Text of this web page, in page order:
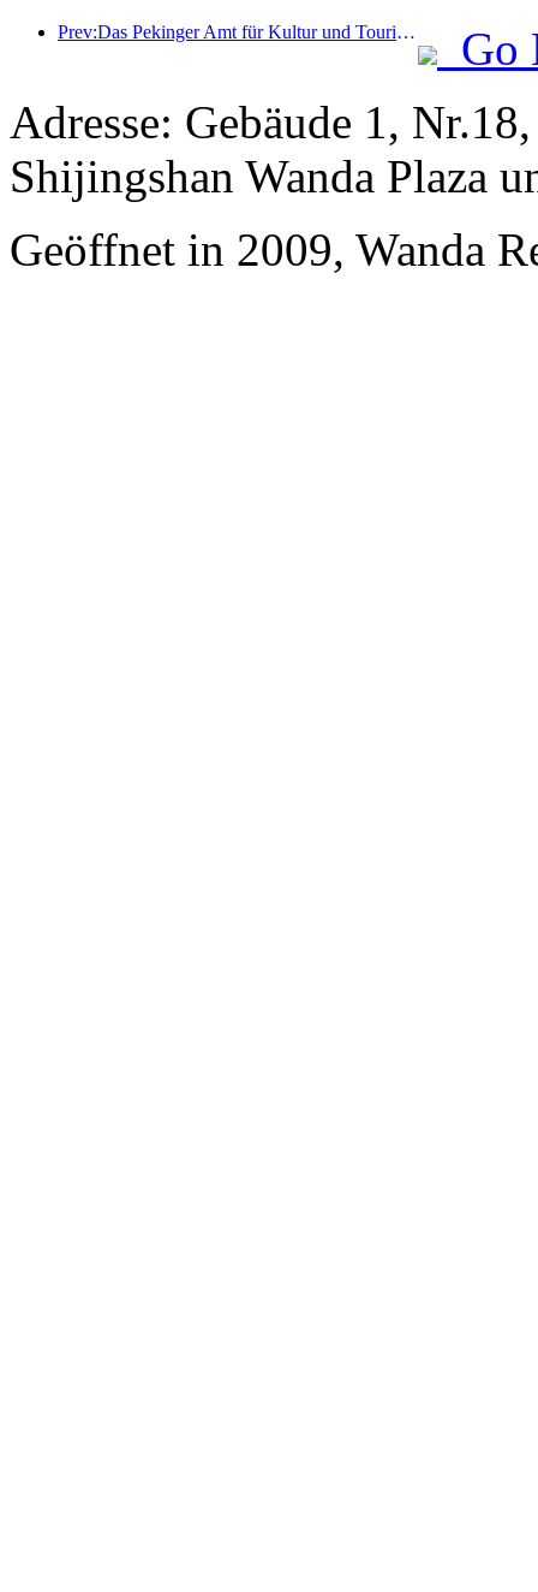
Prev:Das Pekinger Amt für Kultur und Tourismus gab bekannt: Im Jahr 2025 empfing Peking 5,48 Millionen ausländische Touristen, ein Anstieg von 39 % gegenüber dem Vorjahr.
Go
Adresse: Gebäude 1,
Shijingshan Wanda Plaza
Geöffnet in 2009, Wanda